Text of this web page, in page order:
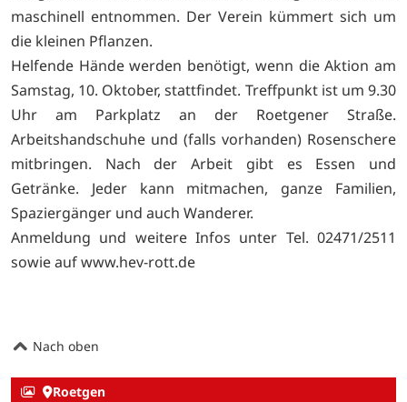
maschinell entnommen. Der Verein kümmert sich um
die kleinen Pflanzen.
Helfende Hände werden benötigt, wenn die Aktion am
Samstag, 10. Oktober, stattfindet. Treffpunkt ist um 9.30
Uhr am Parkplatz an der Roetgener Straße.
Arbeitshandschuhe und (falls vorhanden) Rosenschere
mitbringen. Nach der Arbeit gibt es Essen und
Getränke. Jeder kann mitmachen, ganze Familien,
Spaziergänger und auch Wanderer.
Anmeldung und weitere Infos unter Tel. 02471/2511
sowie aufwww.hev-rott.de
Nach oben
Roetgen